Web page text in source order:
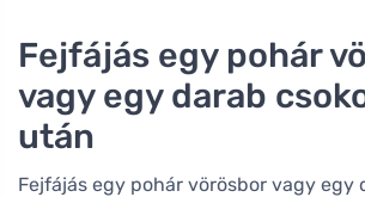
Fejfájás egy pohár
vagy egy darab
után
Fejfájás egy pohár vörösbor vagy egy